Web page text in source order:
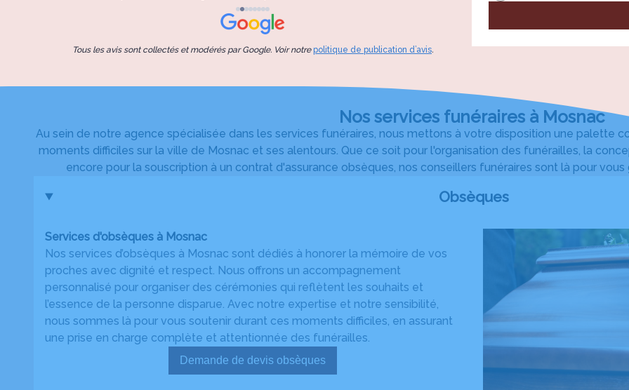
dans ces moments difficiles. Un grand Merci !
bienveillance, leur écoute et
belle cérémonie, pleine de
l’équipe pour son soutien
Tous les avis sont collectés et modérés par Google. Voir notrepolitique de publication d’avis.
Nos services funéraires à Mosnac
Au sein de notre agence spécialisée dans les services funéraires, nous mettons à votre disposition une palette
moments difficiles sur la ville de Mosnac et ses alentours. Que ce soit pour l'organisation des funérailles, la
encore pour la souscription à un contrat d'assurance obsèques, nos conseillers funéraires sont là pour
Obsèques
Services d'obsèques à Mosnac
Nos services d’obsèques à Mosnac sont dédiés à honorer la mémoire de vos
proches avec dignité et respect. Nous offrons un accompagnement
personnalisé pour organiser des cérémonies qui reflètent les souhaits et
l’essence de la personne disparue. Avec notre expertise et notre sensibilité,
nous sommes là pour vous soutenir durant ces moments difficiles, en assurant
une prise en charge complète et attentionnée des funérailles.
Demande de devis obsèques